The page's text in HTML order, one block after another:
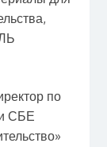
по
СБЕ